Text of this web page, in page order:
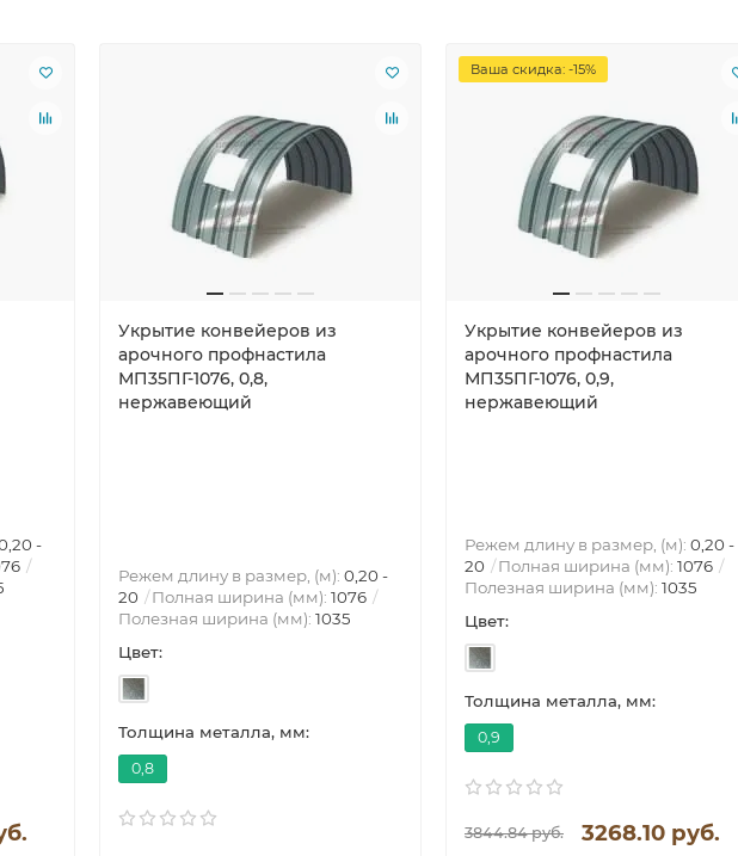
-
Укрытие конвейеров из
арочного профнастила
МП35ПГ-1076, 0,8,
нержавеющий
Режем длину в размер, (м): 0,20 -
20
Полная ширина (мм): 1076
Полезная ширина (мм): 1035
Цвет:
Толщина металла, мм:
0,8
Ваша скидка: -15%
Укрытие конвейеров из
арочного профнастила
МП35ПГ-1076, 0,9,
нержавеющий
Режем длину в размер, (м): 0,20 -
20
Полная ширина (мм): 1076
Полезная ширина (мм): 1035
Цвет:
Толщина металла, мм:
0,9
3844.84 руб. 3268.10 руб.